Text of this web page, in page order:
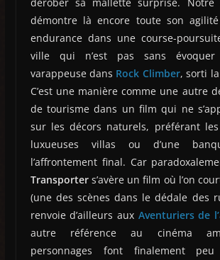
démontre là encore toute son
endurance dans une course-
ville qui n’est pas sans
varappeuse dans Rock Climber, sorti
C’est une manière comme une autre
de tourisme dans un film qui ne
sur les décors naturels, préférant
luxueuses villas ou d’une
l’affrontement final. Car
Transporters’avère un film où l’on
(une des scènes dans le dédale des
renvoie d’ailleurs aux Aventuriers de
autre référence au cinéma
personnages font finalement